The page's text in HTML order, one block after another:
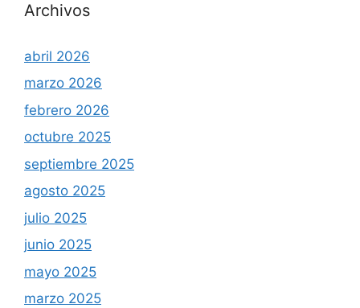
Archivos
abril 2026
marzo 2026
febrero 2026
octubre 2025
septiembre 2025
agosto 2025
julio 2025
junio 2025
mayo 2025
marzo 2025